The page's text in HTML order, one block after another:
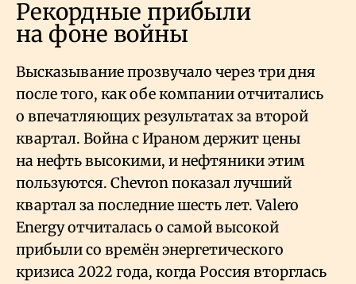
Рекордные прибыли
на фоне войны
Высказывание прозвучало через три дня
после того, как обе компании отчитались
о впечатляющих результатах за второй
квартал. Война с Ираном держит цены
на нефть высокими, и нефтяники этим
пользуются. Chevron показал лучший
квартал за последние шесть лет. Valero
Energy отчиталась о самой высокой
прибыли со времён энергетического
кризиса 2022 года, когда Россия вторглась